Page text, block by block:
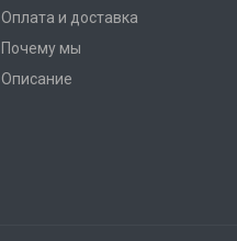
Оплата и доставка
Почему мы
Описание